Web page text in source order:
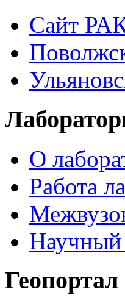
Сайт
О
Работа
Научный
Геопортал